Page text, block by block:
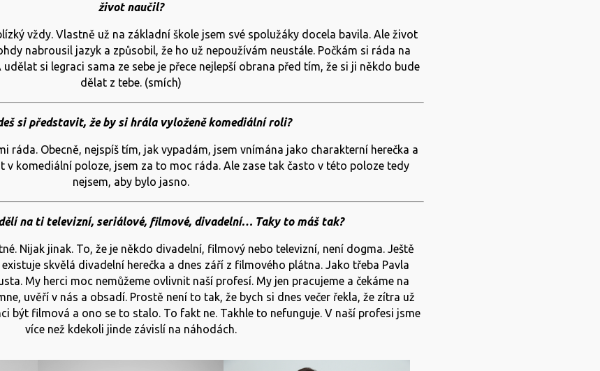
život naučil?
vždy. Vlastně už na základní škole jsem své spolužáky docela bavila. Ale život
nabrousil jazyk a způsobil, že ho už nepoužívám neustále. Počkám si ráda na
si legraci sama ze sebe je přece nejlepší obrana před tím, že si ji někdo bude
dělat z tebe. (smích)
si představit, že by si hrála vyloženě komediální roli?
ráda. Obecně, nejspíš tím, jak vypadám, jsem vnímána jako charakterní herečka a
komediální poloze, jsem za to moc ráda. Ale zase tak často v této poloze tedy
nejsem, aby bylo jasno.
na ti televizní, seriálové, filmové, divadelní… Taky to máš tak?
Nijak jinak. To, že je někdo divadelní, filmový nebo televizní, není dogma. Ještě
skvělá divadelní herečka a dnes září z filmového plátna. Jako třeba Pavla
My herci moc nemůžeme ovlivnit naší profesí. My jen pracujeme a čekáme na
uvěří v nás a obsadí. Prostě není to tak, že bych si dnes večer řekla, že zítra už
být filmová a ono se to stalo. To fakt ne. Takhle to nefunguje. V naší profesi jsme
více než kdekoli jinde závislí na náhodách.